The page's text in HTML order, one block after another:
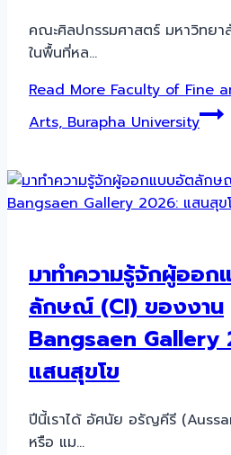
คณะศิลปกรรมศาสตร์ มหาวิทยา
ในพื้นที่หล…
Read MoreFaculty of Fine
Arts, Burapha University
มาทำความรู้จักผู้ออ
ลักษณ์ (CI) ของงาน
Bangsaen Gallery
แสนสุขโข
ปีนี้เราได้ อัศนัย อรัญคีรี
หรือ แม…